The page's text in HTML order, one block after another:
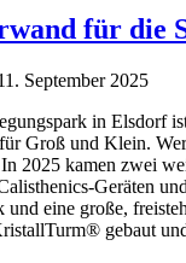
für die
September 2025
in Elsdorf
Groß und Klein.
2025 kamen zwei
Geräten
und eine große,
gebaut